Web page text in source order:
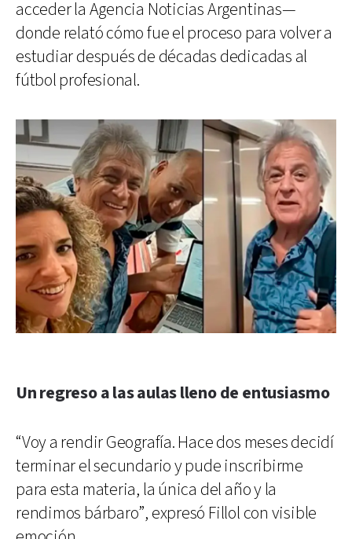
acceder la Agencia Noticias Argentinas—
donde relató cómo fue el proceso para volver a
estudiar después de décadas dedicadas al
fútbol profesional.
Un regreso a las aulas lleno de entusiasmo
“Voy a rendir Geografía. Hace dos meses decidí
terminar el secundario y pude inscribirme
para esta materia, la única del año y la
rendimos bárbaro”, expresó Fillol con visible